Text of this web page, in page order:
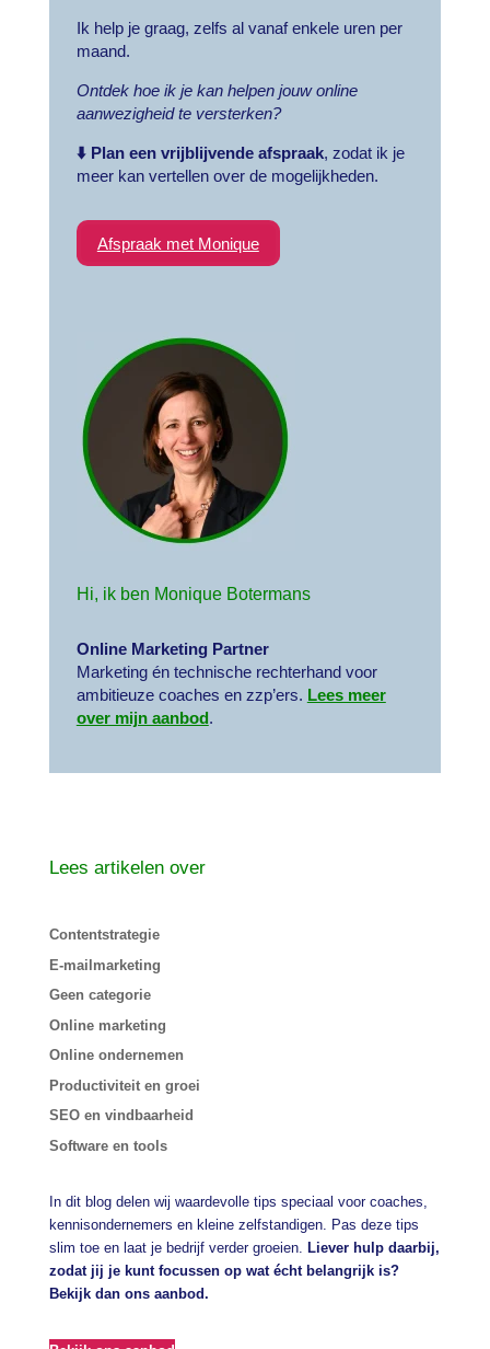
Ik help je graag, zelfs al vanaf enkele uren per
maand.
Ontdek hoe ik je kan helpen jouw online
aanwezigheid te versterken?
⬇️ Plan een vrijblijvende afspraak, zodat ik je
meer kan vertellen over de mogelijkheden.
Afspraak met Monique
Hi, ik ben Monique Botermans
Online Marketing Partner
Marketing én technische rechterhand voor
ambitieuze coaches en zzp’ers. Lees meer
over mijn aanbod.
Lees artikelen over
Contentstrategie
E-mailmarketing
Geen categorie
Online marketing
Online ondernemen
Productiviteit en groei
SEO en vindbaarheid
Software en tools
In dit blog delen wij waardevolle tips speciaal voor coaches,
kennisondernemers en kleine zelfstandigen. Pas deze tips
slim toe en laat je bedrijf verder groeien.
Liever hulp daarbij,
zodat jij je kunt focussen op wat écht belangrijk is?
Bekijk dan ons aanbod.